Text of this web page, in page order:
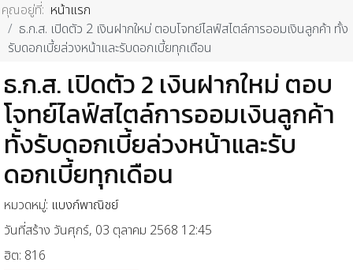
คุณอยู่ที่: หน้าแรก
ธ.ก.ส. เปิดตัว 2 เงินฝากใหม่ ตอบโจทย์ไลฟ์สไตล์การออมเงินลูกค้า ทั้ง
รับดอกเบี้ยล่วงหน้าและรับดอกเบี้ยทุกเดือน
ธ.ก.ส. เปิดตัว 2 เงินฝากใหม่ ตอบ
โจทย์ไลฟ์สไตล์การออมเงินลูกค้า
ทั้งรับดอกเบี้ยล่วงหน้าและรับ
ดอกเบี้ยทุกเดือน
หมวดหมู่: แบงก์พาณิชย์
วันที่สร้าง วันศุกร์, 03 ตุลาคม 2568 12:45
ฮิต: 816